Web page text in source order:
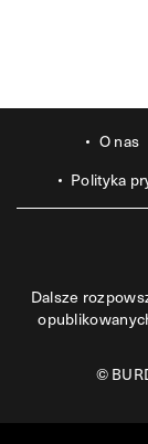
O nas
Polityka
Dalsze
©